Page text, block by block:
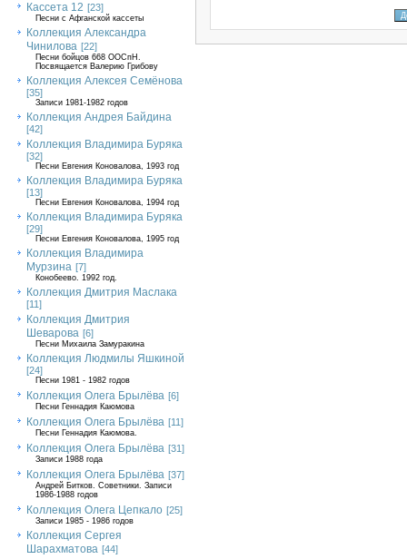
Кассета 12 [23]
Песни с Афганской кассеты
Коллекция Александра
Чинилова [22]
Песни бойцов 668 ООСпН.
Посвящается Валерию Грибову
Коллекция Алексея Семёнова
[35]
Записи 1981-1982 годов
Коллекция Андрея Байдина
[42]
Коллекция Владимира Буряка
[32]
Песни Евгения Коновалова, 1993 год
Коллекция Владимира Буряка
[13]
Песни Евгения Коновалова, 1994 год
Коллекция Владимира Буряка
[29]
Песни Евгения Коновалова, 1995 год
Коллекция Владимира
Мурзина [7]
Конобеево. 1992 год.
Коллекция Дмитрия Маслака
[11]
Коллекция Дмитрия
Шеварова [6]
Песни Михаила Замуракина
Коллекция Людмилы Яшкиной
[24]
Песни 1981 - 1982 годов
Коллекция Олега Брылёва [6]
Песни Геннадия Каюмова
Коллекция Олега Брылёва [11]
Песни Геннадия Каюмова.
Коллекция Олега Брылёва [31]
Записи 1988 года
Коллекция Олега Брылёва [37]
Андрей Битков. Советники. Записи
1986-1988 годов
Коллекция Олега Цепкало [25]
Записи 1985 - 1986 годов
Коллекция Сергея
Шарахматова [44]